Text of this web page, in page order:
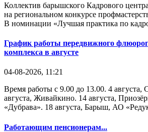
Коллектив барышского Кадрового
на региональном конкурсе
В номинации «Лучшая практика по
График работы передвижного
комплекса в августе
04-08-2026, 11:21
Время работы с 9.00 до 13.00. 4 августа,
августа, Живайкино. 14 августа,
«Дубрава». 18 августа, Барыш, АО
Работающим пенсионерам...